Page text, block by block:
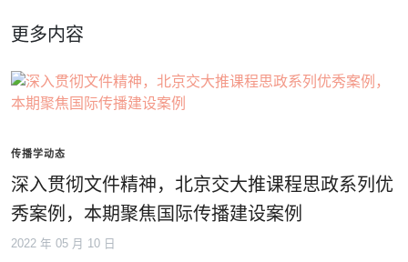
更多内容
传播学动态
深入贯彻文件精神，北京交大推课程思政系列优
秀案例，本期聚焦国际传播建设案例
2022 年 05 月 10 日